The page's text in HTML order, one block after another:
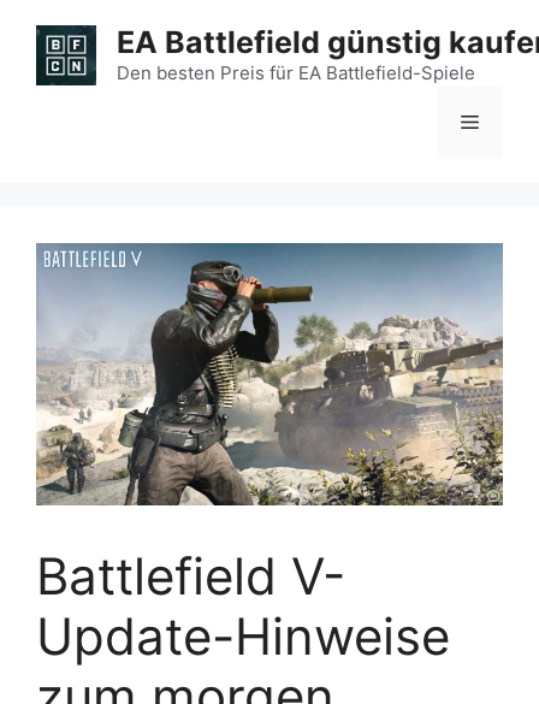
Inhalt
springen
EA Battlefield günstig
Den besten Preis für EA Battlefield-Spiele
Menü
Battlefield V-
Update-Hinweise